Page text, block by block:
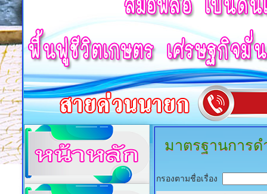
มาตรฐานการ
กรองตามชื่อเรื่อง